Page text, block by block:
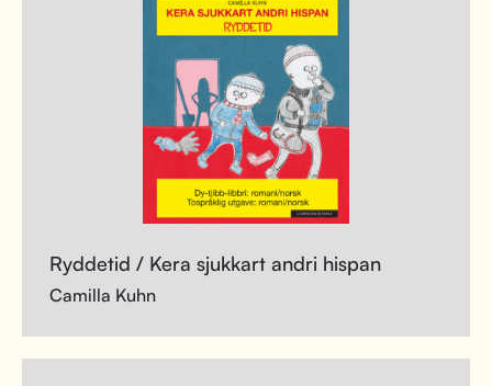
Ryddetid / Kera sjukkart andri hispan
Camilla Kuhn